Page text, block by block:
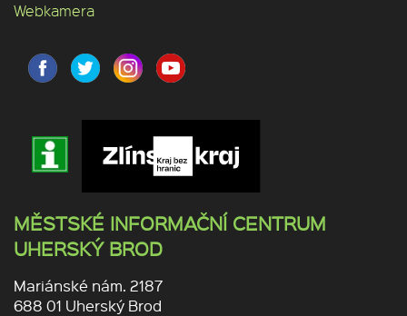
Webkamera
MĚSTSKÉ INFORMAČNÍ CENTRUM
UHERSKÝ BROD
Mariánské nám. 2187
688 01 Uherský Brod